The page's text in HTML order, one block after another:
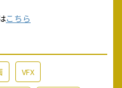
こちら
VFX